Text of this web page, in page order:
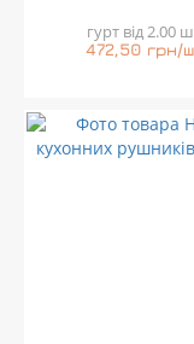
гурт від 2.00
472,50 грн/